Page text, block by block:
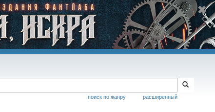
расширенный
поиск по жанру